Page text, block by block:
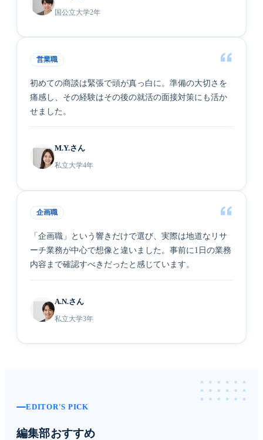
国公立大学2年
営業職
初めての商談は緊張で頭が真っ白に。準備の大切さを
痛感し、その経験はその後の就活の面接対策にも活か
せました。
M.Y.さん
私立大学4年
企画職
「企画職」という響きだけで選び、実際は地道なリサ
ーチ業務が中心で想像と違いました。事前に1日の業務
内容まで確認すべきだったと感じています。
A.N.さん
私立大学3年
EDITOR'S PICK
編集部おすすめ